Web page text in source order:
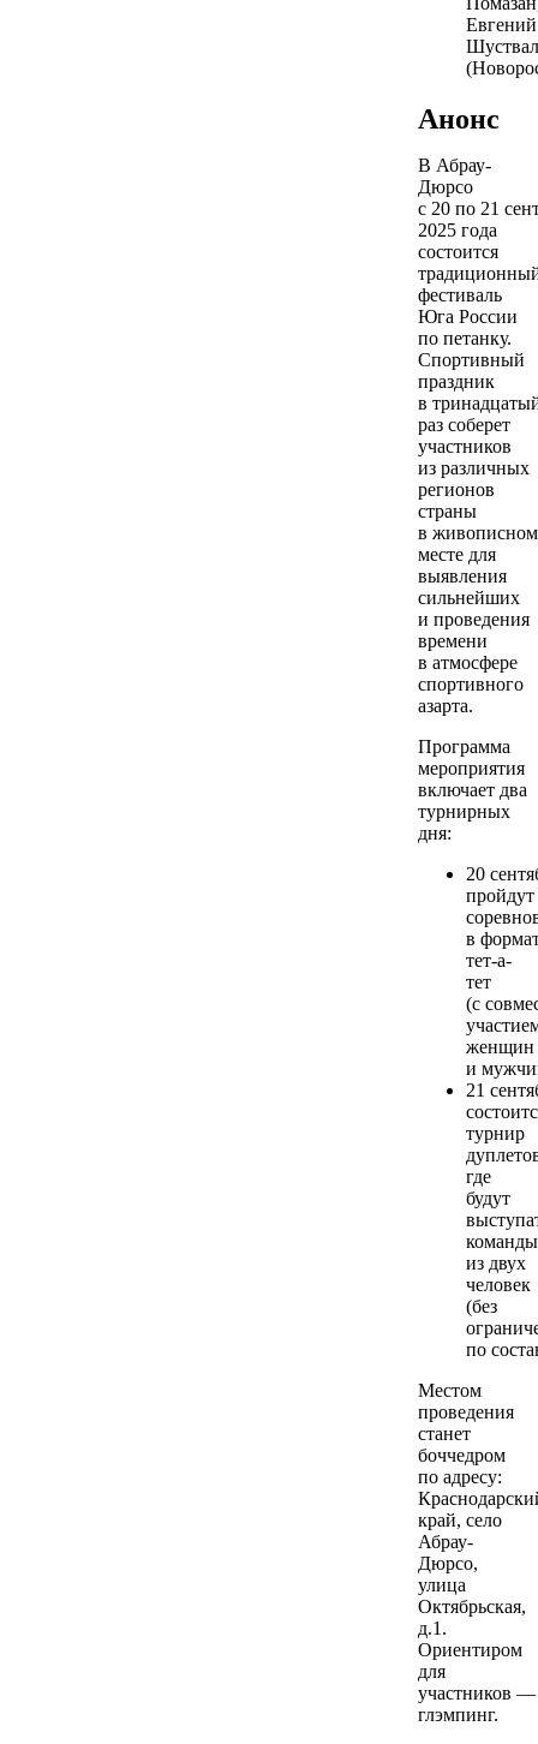
Евгений
Анонс
В Абрау-
Дюрсо
с 20 по 21
2025 года
состоится
фестиваль
Юга России
по петанку.
Спортивный
праздник
в
раз соберет
участников
из различных
регионов
страны
в живописном
месте для
выявления
сильнейших
и проведения
времени
в атмосфере
спортивного
азарта.
Программа
мероприятия
включает два
турнирных
дня:
20
пройдут
в
тет-а-
тет
(с
женщин
и
21
турнир
где
будут
команды
из двух
человек
(без
по
Местом
проведения
станет
боччедром
по адресу:
край, село
Абрау-
Дюрсо,
улица
Октябрьская,
д.1.
Ориентиром
для
участников —
глэмпинг.